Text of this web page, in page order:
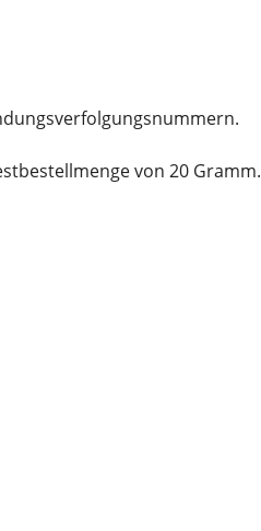
von 20 Gramm.